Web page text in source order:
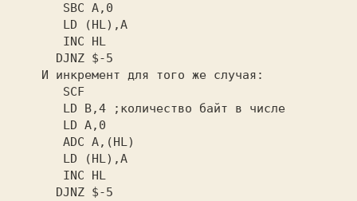
     SBC A,0
     LD (HL),A
     INC HL
     DJNZ $-5
   И инкремент для того же случая:
     SCF
     LD B,4
;количество байт в числе
     LD A,0
     ADC A,(HL)
     LD (HL),A
     INC HL
     DJNZ $-5